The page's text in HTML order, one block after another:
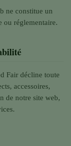
ne constitue un
ou réglementaire.
Fair décline toute
accessoires,
de notre site web,